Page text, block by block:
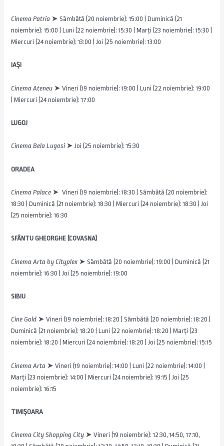
Cinema Patria ➤ Sâmbătă (20 noiembrie): 15:00 | Duminică (21
noiembrie): 15:00 | Luni (22 noiembrie): 15:30 | Marți (23 noiembrie): 15:30 |
Miercuri (24 noiembrie): 13:00 | Joi (25 noiembrie): 13:00
IAȘI
Cinema Ateneu ➤ Vineri (19 noiembrie): 19:00 | Luni (22 noiembrie): 19:00
| Miercuri (24 noiembrie): 17:00
LUGOJ
Cinema Bela Lugosi ➤ Joi (25 noiembrie): 15:30
ORADEA
Cinema Palace ➤ Vineri (19 noiembrie): 18:30 | Sâmbătă (20 noiembrie):
18:30 | Duminică (21 noiembrie): 18:30 | Miercuri (24 noiembrie): 18:30 | Joi
(25 noiembrie): 16:30
SFÂNTU GHEORGHE (COVASNA)
Cinema Arta by Cityplex ➤ Sâmbătă (20 noiembrie): 19:00 | Duminică (21
noiembrie): 16:30 | Joi (25 noiembrie): 19:00
SIBIU
Cine Gold ➤ Vineri (19 noiembrie): 18:20 | Sâmbătă (20 noiembrie): 18:20 |
Duminică (21 noiembrie): 18:20 | Luni (22 noiembrie): 18:20 | Marți (23
noiembrie): 18:20 | Miercuri (24 noiembrie): 18:20 | Joi (25 noiembrie): 15:15
Cinema Arta ➤ Vineri (19 noiembrie): 14:00 | Luni (22 noiembrie): 14:00 |
Marți (23 noiembrie): 14:00 | Miercuri (24 noiembrie): 19:15 | Joi (25
noiembrie): 16:15
TIMIȘOARA
Cinema City Shopping City ➤ Vineri (19 noiembrie): 12:30, 14:50, 17:10,